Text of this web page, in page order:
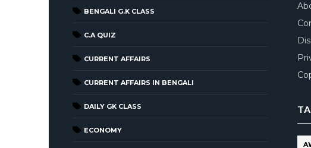
BENGALI G.K CLASS
C.A QUIZ
CURRENT AFFAIRS
CURRENT AFFAIRS IN BENGALI
DAILY GK CLASS
ECONOMY